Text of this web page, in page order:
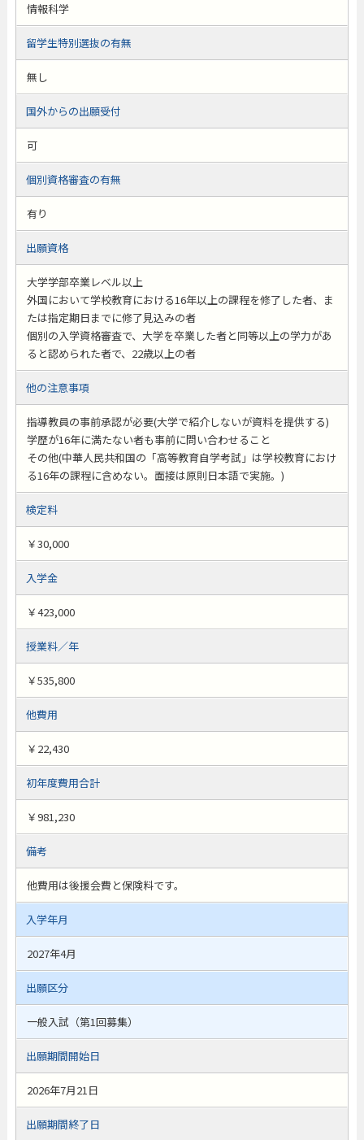
情報科学
留学生特別選抜の有無
無し
国外からの出願受付
可
個別資格審査の有無
有り
出願資格
大学学部卒業レベル以上
外国において学校教育における16年以上の課程を修了した者、ま
たは指定期日までに修了見込みの者
個別の入学資格審査で、大学を卒業した者と同等以上の学力があ
ると認められた者で、22歳以上の者
他の注意事項
指導教員の事前承認が必要(大学で紹介しないが資料を提供する)
学歴が16年に満たない者も事前に問い合わせること
その他(中華人民共和国の「高等教育自学考試」は学校教育におけ
る16年の課程に含めない。面接は原則日本語で実施。)
検定料
￥30,000
入学金
￥423,000
授業料／年
￥535,800
他費用
￥22,430
初年度費用合計
￥981,230
備考
他費用は後援会費と保険料です。
入学年月
2027年4月
出願区分
一般入試（第1回募集）
出願期間開始日
2026年7月21日
出願期間終了日